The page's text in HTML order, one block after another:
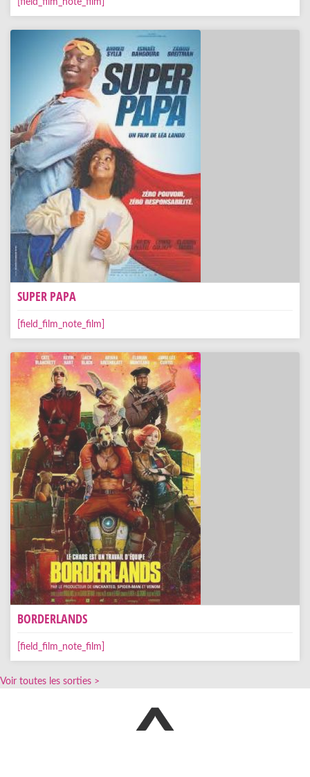
[field_film_note_film]
SUPER PAPA
[field_film_note_film]
BORDERLANDS
[field_film_note_film]
Voir toutes les sorties >